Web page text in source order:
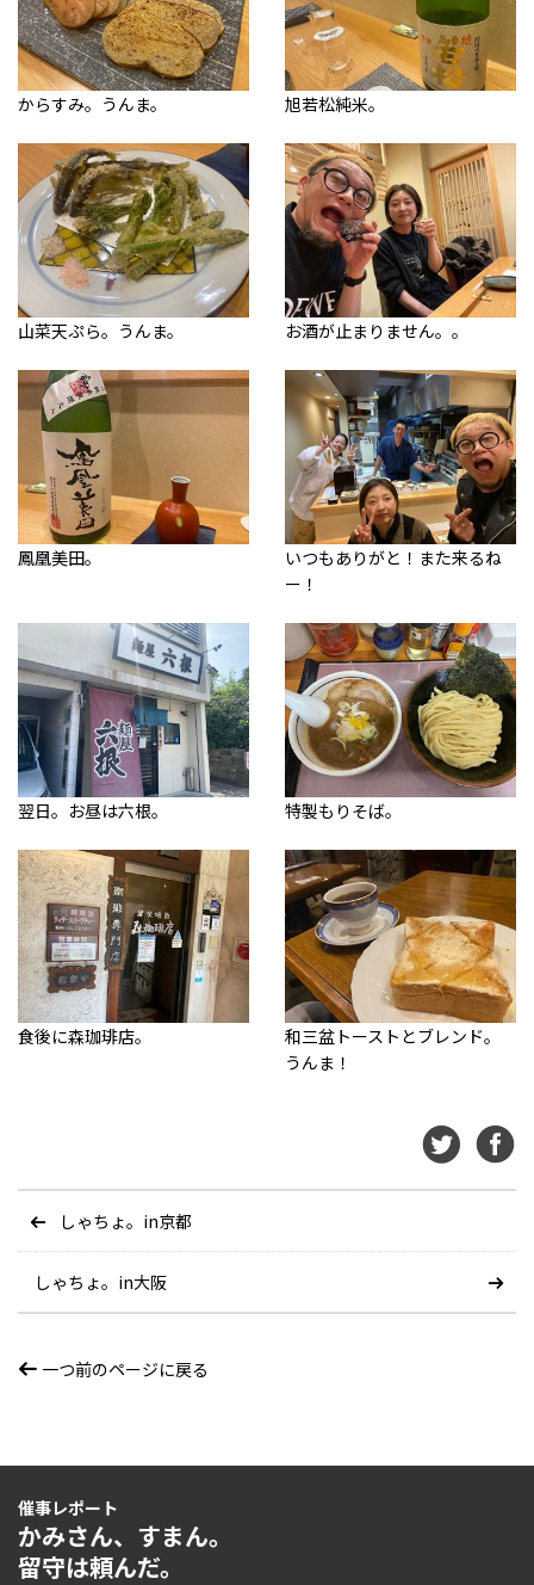
からすみ。うんま。 旭若松純米。
山菜天ぷら。うんま。 お酒が止まりません。。
鳳凰美田。
いつもありがと！また来るね
ー！
翌日。お昼は六根。 特製もりそば。
食後に森珈琲店。
和三盆トーストとブレンド。
うんま！
しゃちょ。in京都
しゃちょ。in大阪
一つ前のページに戻る
催事レポート
かみさん、すまん。
留守は頼んだ。